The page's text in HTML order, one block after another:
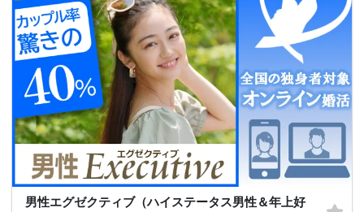
男性エグゼクティブ（ハイステータス男性＆年上好